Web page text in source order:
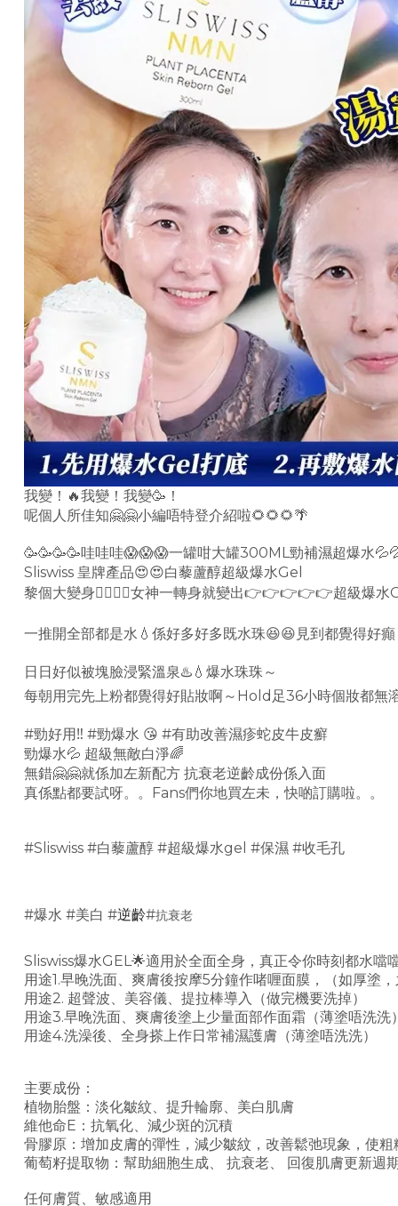
我變！🔥我變！我變🥳！
呢個人所佳知🤗🤗小編唔特登介紹啦🌻🌻🌻🌴
🥳🥳🥳🥳哇哇哇😱😱😱一罐咁大罐300ML勁補濕超爆水
Sliswiss 皇牌產品😍😍白藜蘆醇超級爆水Gel
黎個大變身🙆‍♀️🙆‍♀️女神一轉身就變出👉👉👉👉👉超級爆
一推開全部都是水💧係好多好多既水珠😆😆見到都覺得好
日日好似被塊臉浸緊溫泉♨️💧爆水珠珠～
每朝用完先上粉都覺得好貼妝啊～Hold足36小時個妝都無溶
#勁好用‼️ #勁爆水 😘 #有助改善濕疹蛇皮牛皮癬
勁爆水💦 超級無敵白淨🌈
無錯🤗🤗就係加左新配方 抗衰老逆齡成份係入面
真係點都要試呀。。Fans們你地買左未，快啲訂購啦。。
#Sliswiss #白藜蘆醇 #超級爆水gel #保濕 #收毛孔
#爆水 #美白 #逆齡#抗衰老
Sliswiss爆水GEL🌟適用於全面全身，真正令你時刻都水噹
用途1.早晚洗面、爽膚後按摩5分鐘作啫喱面膜，（如厚塗
用途2. 超聲波、美容儀、提拉棒導入（做完機要洗掉）
用途3.早晚洗面、爽膚後塗上少量面部作面霜（薄塗唔洗洗
用途4.洗澡後、全身搽上作日常補濕護膚（薄塗唔洗洗）
主要成份：
植物胎盤：淡化皺紋、提升輪廓、美白肌膚
維他命E：抗氧化、減少斑的沉積
骨膠原：增加皮膚的彈性，減少皺紋，改善鬆弛現象，使
葡萄籽提取物：幫助細胞生成、 抗衰老、 回復肌膚更新週
任何膚質、敏感適用